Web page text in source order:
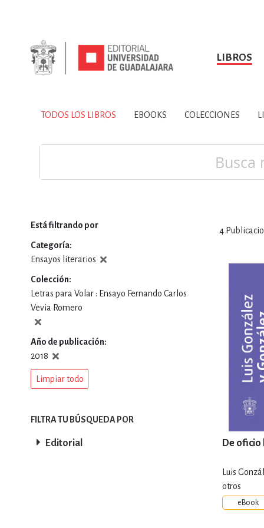
LIBROS
TODOS LOS LIBROS
SOBRE NOSOTROS HISTORIA
CIENCIAS DE LA
DEPORTES Y
ESTILOS DE
INFANTILES,
TODOS LOS LIBROS EBOOKS COLECCIONES
4
De
Luis
otros
eBook
Está filtrando por
Categoría
Ensayos literarios
Colección
Letras para Volar : Ensayo Fernando Carlos
Vevia Romero
Año de publicación
2018
Limpiar todo
FILTRA TU BÚSQUEDA POR
Editorial